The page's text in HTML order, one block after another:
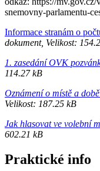
snemovny-parlamentu-
Informace stranám o
dokument, Velikost:
1. zasedání OVK
114.27 kB
Oznámení o místě a
Velikost: 187.25 kB
Jak hlasovat ve volební
602.21 kB
Praktické info